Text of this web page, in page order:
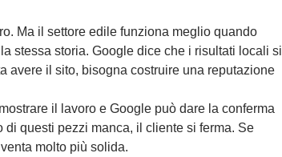
Ma il settore edile funziona meglio quando
stessa storia. Google dice che i risultati locali si
avere il sito, bisogna costruire una reputazione
il lavoro e Google può dare la conferma
questi pezzi manca, il cliente si ferma. Se
molto più solida.